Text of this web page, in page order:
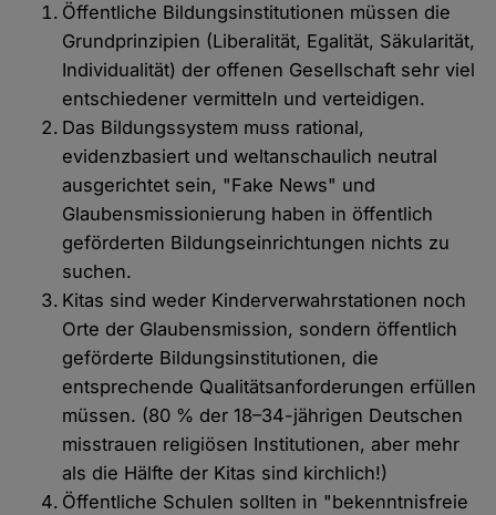
Öffentliche Bildungsinstitutionen müssen die
Grundprinzipien (Liberalität, Egalität, Säkularität,
Individualität) der offenen Gesellschaft sehr viel
entschiedener vermitteln und verteidigen.
Das Bildungssystem muss rational,
evidenzbasiert und weltanschaulich neutral
ausgerichtet sein, "Fake News" und
Glaubensmissionierung haben in öffentlich
geförderten Bildungseinrichtungen nichts zu
suchen.
Kitas sind weder Kinderverwahrstationen noch
Orte der Glaubensmission, sondern öffentlich
geförderte Bildungsinstitutionen, die
entsprechende Qualitätsanforderungen erfüllen
müssen. (80 % der 18–34-jährigen Deutschen
misstrauen religiösen Institutionen, aber mehr
als die Hälfte der Kitas sind kirchlich!)
Öffentliche Schulen sollten in "bekenntnisfreie